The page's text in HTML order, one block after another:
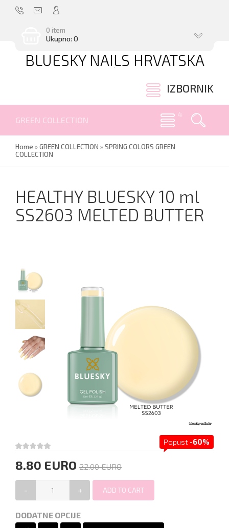
0 item
Ukupno: 0
BLUESKY NAILS HRVATSKA
.
IZBORNIK
GREEN COLLECTION
Home »GREEN COLLECTION »SPRING COLORS GREEN
COLLECTION
HEALTHY BLUESKY 10 ml
SS2603 MELTED BUTTER
Popust -60%
8.80 EURO 22.00 EURO
- +
DODATNE OPCIJE